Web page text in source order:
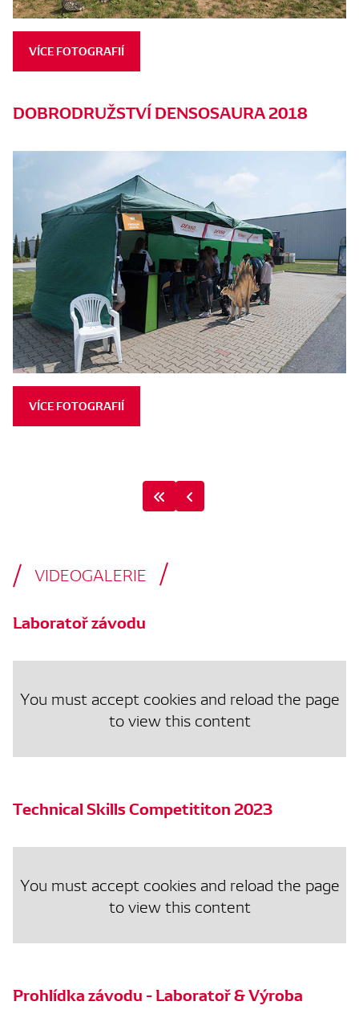
VÍCE FOTOGRAFIÍ
DOBRODRUŽSTVÍ DENSOSAURA 2018
VÍCE FOTOGRAFIÍ
VIDEOGALERIE
Laboratoř závodu
You must accept cookies and reload the page
to view this content
Technical Skills Competititon 2023
You must accept cookies and reload the page
to view this content
Prohlídka závodu - Laboratoř & Výroba